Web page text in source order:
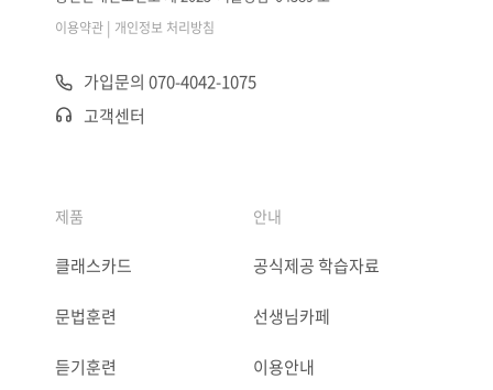
이용약관 | 개인정보 처리방침
가입문의 070-4042-1075
고객센터
제품
클래스카드
문법훈련
듣기훈련
안내
공식제공 학습자료
선생님카페
이용안내